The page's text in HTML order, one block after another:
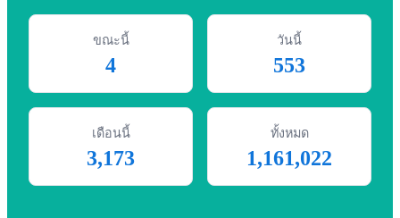
ขณะนี้
4
วันนี้
553
เดือนนี้
3,173
ทั้งหมด
1,161,022